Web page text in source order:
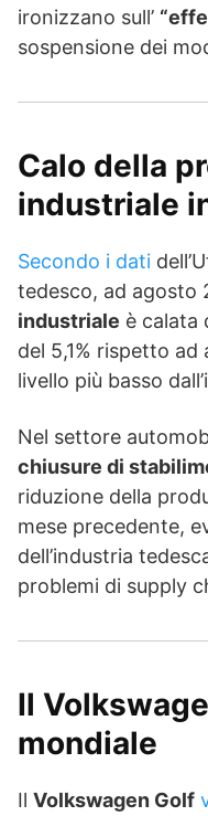
ironizzano sull’
sospensione dei
Calo della
industriale
Secondo i dati
tedesco, ad agosto
industriale è calata
del 5,1% rispetto
livello più basso
Nel settore
chiusure di
riduzione della
mese precedente,
dell’industria
problemi di supply
Il
mondiale
Il Volkswagen Golf